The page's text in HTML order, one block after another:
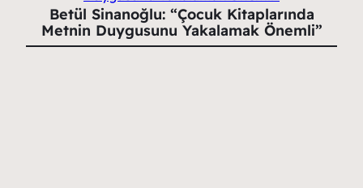
Betül Sinanoğlu: “Çocuk Kitaplarında
Metnin Duygusunu Yakalamak Önemli”